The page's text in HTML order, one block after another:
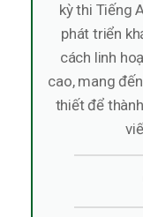
kỳ thi Tiếng
phát triển
cách linh
cao, mang
thiết để